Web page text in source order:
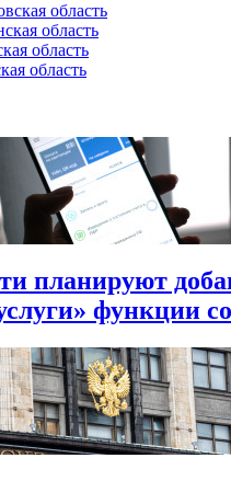
область
область
область
область
планируют
функции